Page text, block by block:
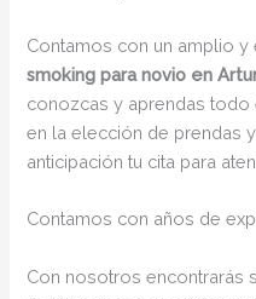
Contamos con un amplio
smoking para novio en
conozcas y aprendas
en la elección de prendas
anticipación tu cita para
Contamos con años de
Con nosotros encontrarás